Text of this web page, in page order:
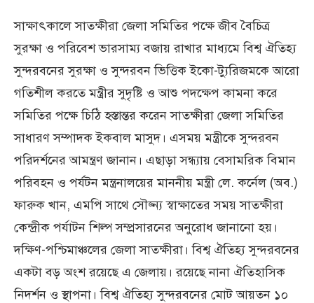
সাক্ষাৎকালে সাতক্ষীরা জেলা সমিতির পক্ষে জীব বৈচিত্র
সুরক্ষা ও পরিবেশ ভারসাম্য বজায় রাখার মাধ্যমে বিশ্ব ঐতিহ্য
সুন্দরবনের সুরক্ষা ও সুন্দরবন ভিত্তিক ইকো-ট্যুরিজমকে আরো
গতিশীল করতে মন্ত্রীর সুদৃষ্টি ও আশু পদক্ষেপ কামনা করে
সমিতির পক্ষে চিঠি হস্তান্তর করেন সাতক্ষীরা জেলা সমিতির
সাধারণ সম্পাদক ইকবাল মাসুদ। এসময় মন্ত্রীকে সুন্দরবন
পরিদর্শনের আমন্ত্রণ জানান। এছাড়া সন্ধ্যায় বেসামরিক বিমান
পরিবহন ও পর্যটন মন্ত্রনালয়ের মাননীয় মন্ত্রী লে. কর্নেল (অব.)
ফারুক খান, এমপি সাথে সৌজ্ন্য স্বাক্ষাতের সময় সাতক্ষীরা
কেন্দ্রীক পর্যাটন শিল্প সম্প্রসারনের অনুরোধ জানানো হয়।
দক্ষিণ-পশ্চিমাঞ্চলের জেলা সাতক্ষীরা। বিশ্ব ঐতিহ্য সুন্দরবনের
একটা বড় অংশ রয়েছে এ জেলায়। রয়েছে নানা ঐতিহাসিক
নিদর্শন ও স্থাপনা। বিশ্ব ঐতিহ্য সুন্দরবনের মোট আয়তন ১০